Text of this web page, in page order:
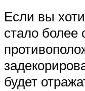
Если вы
стало более
будет